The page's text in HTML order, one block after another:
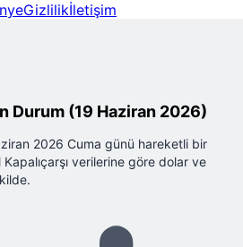
Gizlilikİletişim
Durum (19 Haziran 2026)
2026 Cuma günü hareketli bir
Kapalıçarşı verilerine göre dolar ve